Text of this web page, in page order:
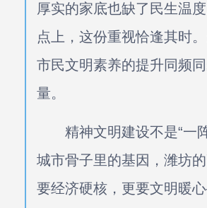
厚实的家底也缺了民生温
点上，这份重视恰逢其时
市民文明素养的提升同频
量。
精神文明建设不是“一阵
城市骨子里的基因，潍坊
要经济硬核，更要文明暖